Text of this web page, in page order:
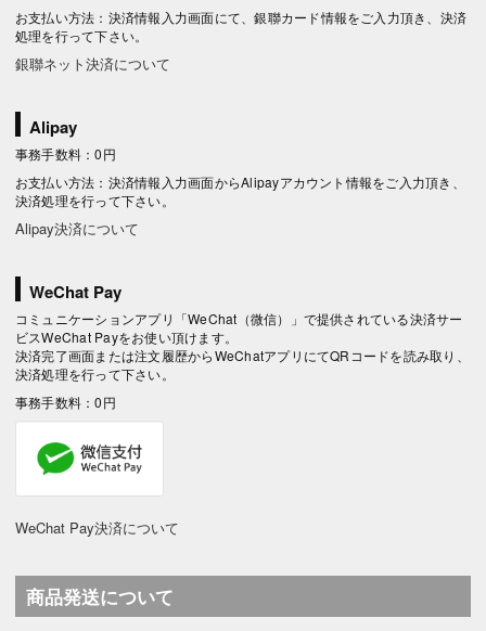
お支払い方法：決済情報入力画面にて、銀聯カード情報をご入力頂き、決済
処理を行って下さい。
銀聯ネット決済について
Alipay
事務手数料：0円
お支払い方法：決済情報入力画面からAlipayアカウント情報をご入力頂き、
決済処理を行って下さい。
Alipay決済について
WeChat Pay
コミュニケーションアプリ「WeChat（微信）」で提供されている決済サー
ビスWeChat Payをお使い頂けます。
決済完了画面または注文履歴からWeChatアプリにてQRコードを読み取り、
決済処理を行って下さい。
事務手数料：0円
WeChat Pay決済について
商品発送について